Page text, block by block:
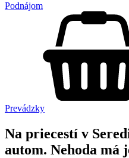
Podnájom
Prevádzky
Na priecestí v
autom. Nehoda má